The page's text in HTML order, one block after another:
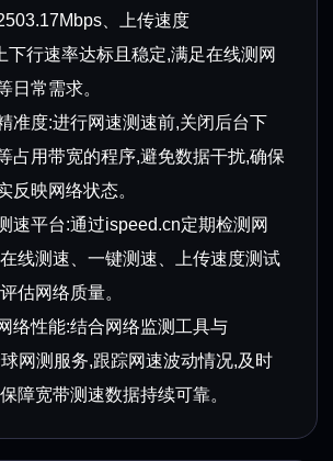
、上传速度
下行速率达标且稳定,满足在线测网
日常需求。
准度:进行网速测速前,关闭后台下
占用带宽的程序,避免数据干扰,确保
反映网络状态。
速平台:通过ispeed.cn定期检测网
线测速、一键测速、上传速度测试
估网络质量。
络性能:结合网络监测工具与
网测服务,跟踪网速波动情况,及时
障宽带测速数据持续可靠。